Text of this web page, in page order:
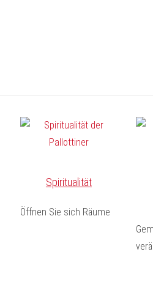
Spiritualität
Öffnen Sie sich Räume